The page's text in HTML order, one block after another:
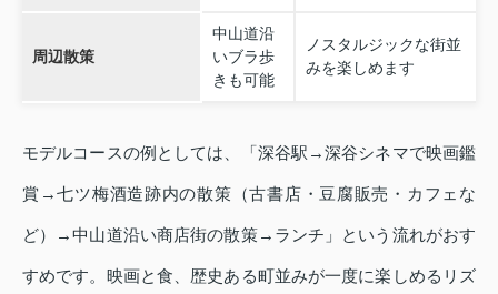
周辺散策
中山道沿
いブラ歩
きも可能
ノスタルジックな街並
みを楽しめます
モデルコースの例としては、「深谷駅→深谷シネマで映画鑑
賞→七ツ梅酒造跡内の散策（古書店・豆腐販売・カフェな
ど）→中山道沿い商店街の散策→ランチ」という流れがおす
すめです。映画と食、歴史ある町並みが一度に楽しめるリズ